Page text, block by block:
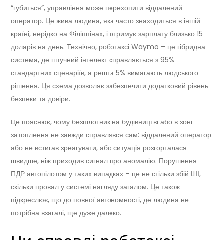
“губиться”, управління може перехопити віддалений
оператор. Це жива людина, яка часто знаходиться в іншій
країні, нерідко на Філіппінах, і отримує зарплату близько 15
доларів на день. Технічно, роботаксі Waymo – це гібридна
система, де штучний інтелект справляється з 95%
стандартних сценаріїв, а решта 5% вимагають людського
рішення. Ця схема дозволяє забезпечити додатковий рівень
безпеки та довіри.
Це пояснює, чому безпілотник на будівництві або в зоні
затоплення не завжди справлявся сам: віддалений оператор
або не встигав зреагувати, або ситуація розгорталася
швидше, ніж приходив сигнал про аномалію. Порушення
ПДР автопілотом у таких випадках – це не стільки збій ШІ,
скільки провал у системі нагляду загалом. Це також
підкреслює, що до повної автономності, де людина не
потрібна взагалі, ще дуже далеко.